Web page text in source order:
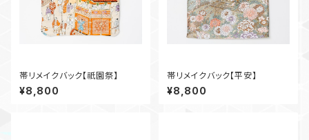
帯リメイクバック【祇園祭】
¥8,800
帯リメイクバック【平安】
¥8,800